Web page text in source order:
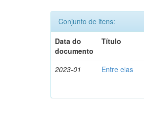
Conjunto de itens:
Data do
documento
Título
2023-01 Entre elas